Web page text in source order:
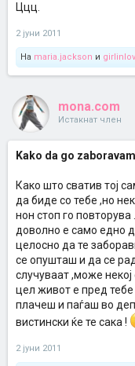
Ццц.
2 јуни 2011
На maria.jackson и
mona.com
Истакнат член
Kako da go
Како што сватив тој
да биде со тебе ,но
нон стоп го
доволно е само едно
целосно да те
се опушташ и да се
случуваат ,може
цел живот е пред тебе
плачеш и паѓаш во
вистински ќе те сака !
2 јуни 2011